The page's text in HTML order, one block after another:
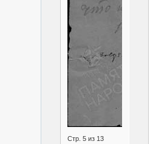
Стр. 5 из 13